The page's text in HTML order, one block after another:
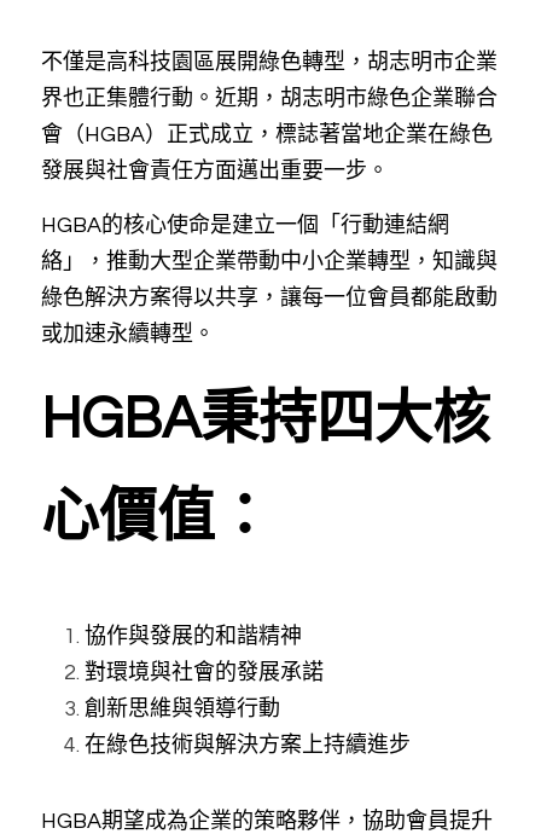
不僅是高科技園區展開綠色轉型，胡志明市企業
界也正集體行動。近期，胡志明市綠色企業聯合
會（HGBA）正式成立，標誌著當地企業在綠色
發展與社會責任方面邁出重要一步。
HGBA的核心使命是建立一個「行動連結網
絡」，推動大型企業帶動中小企業轉型，知識與
綠色解決方案得以共享，讓每一位會員都能啟動
或加速永續轉型。
HGBA秉持四大核
心價值：
協作與發展的和諧精神
對環境與社會的發展承諾
創新思維與領導行動
在綠色技術與解決方案上持續進步
HGBA期望成為企業的策略夥伴，協助會員提升